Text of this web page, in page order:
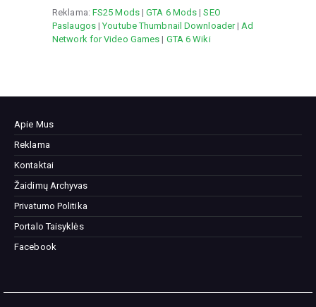
Reklama: FS25 Mods|GTA 6 Mods |SEO
Paslaugos|Youtube Thumbnail Downloader| Ad
Network for Video Games | GTA 6 Wiki
Apie Mus
Reklama
Kontaktai
Žaidimų Archyvas
Privatumo Politika
Portalo Taisyklės
Facebook